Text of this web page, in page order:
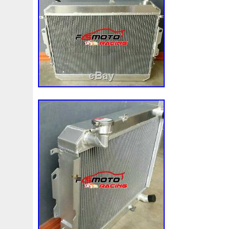
Ations Attelage Attention Aucun
Avant Avec Avez Avis Aygo
Berlingo Beru Besoin Best
Blichmann Bloc Blue Bmw-6
Bouchon Bouteille Boyce Brand
Capacit Capot Capsule
Cellule Cessit Chaîne
Chevrolet Chine Chromax Chronic
Citroen Claquement Classe Classique
Climatiseur Climatiseurs Clio
Communaut Compact Compatible
Conditioning Conditionné
Contr Contrôleur Conversion